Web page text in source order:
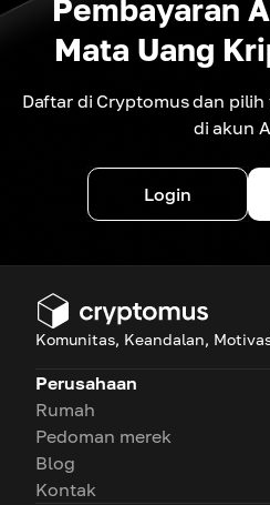
Pembayaran
Mata Uang
Daftar di Cryptomus dan
di akun
Login
Komunitas, Keandalan,
Perusahaan
Rumah
Pedoman merek
Blog
Kontak